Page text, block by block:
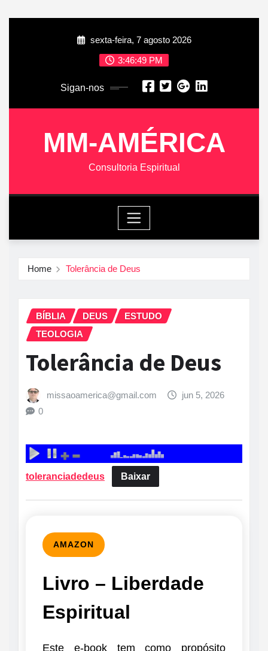
sexta-feira, 7 agosto 2026
3:46:50 PM
Sigan-nos
MM-AMÉRICA
Consultoria Espiritual
Home Tolerância de Deus
BÍBLIA DEUS
ESTUDO
TEOLOGIA
Tolerância de Deus
missaoamerica@gmail.com
jun 5, 2026
0
toleranciadedeus Baixar
AMAZON
Livro – Liberdade
Espiritual
Este e-book tem como propósito